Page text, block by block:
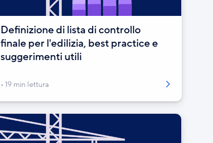
Definizione di lista di controllo
finale per l'edilizia, best practice e
suggerimenti utili
19 min lettura